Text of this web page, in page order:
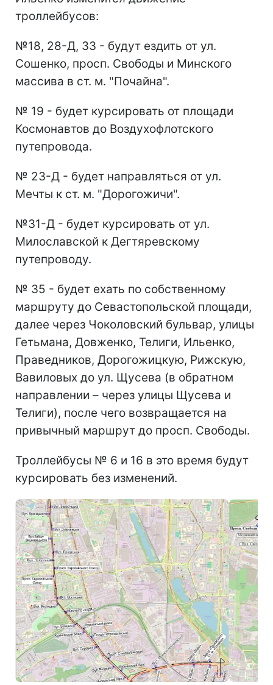
троллейбусов:
№18, 28-Д, 33 - будут ездить от ул.
Сошенко, просп. Свободы и Минского
массива в ст. м. "Почайна".
№ 19 - будет курсировать от площади
Космонавтов до Воздухофлотского
путепровода.
№ 23-Д - будет направляться от ул.
Мечты к ст. м. "Дорогожичи".
№31-Д - будет курсировать от ул.
Милославской к Дегтяревскому
путепроводу.
№ 35 - будет ехать по собственному
маршруту до Севастопольской площади,
далее через Чоколовский бульвар, улицы
Гетьмана, Довженко, Телиги, Ильенко,
Праведников, Дорогожицкую, Рижскую,
Вавиловых до ул. Щусева (в обратном
направлении – через улицы Щусева и
Телиги), после чего возвращается на
привычный маршрут до просп. Свободы.
Троллейбусы № 6 и 16 в это время будут
курсировать без изменений.